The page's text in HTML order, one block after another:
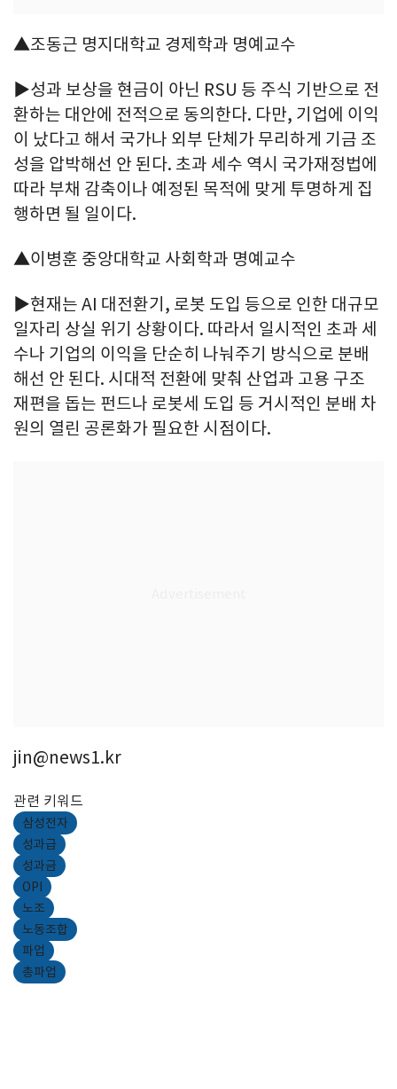
▲조동근 명지대학교 경제학과 명예교수
▶성과 보상을 현금이 아닌 RSU 등 주식 기반으로 전
환하는 대안에 전적으로 동의한다. 다만, 기업에 이익
이 났다고 해서 국가나 외부 단체가 무리하게 기금 조
성을 압박해선 안 된다. 초과 세수 역시 국가재정법에
따라 부채 감축이나 예정된 목적에 맞게 투명하게 집
행하면 될 일이다.
▲이병훈 중앙대학교 사회학과 명예교수
▶현재는 AI 대전환기, 로봇 도입 등으로 인한 대규모
일자리 상실 위기 상황이다. 따라서 일시적인 초과 세
수나 기업의 이익을 단순히 나눠주기 방식으로 분배
해선 안 된다. 시대적 전환에 맞춰 산업과 고용 구조
재편을 돕는 펀드나 로봇세 도입 등 거시적인 분배 차
원의 열린 공론화가 필요한 시점이다.
jin@news1.kr
관련 키워드
삼성전자
성과급
성과금
OPI
노조
노동조합
파업
총파업